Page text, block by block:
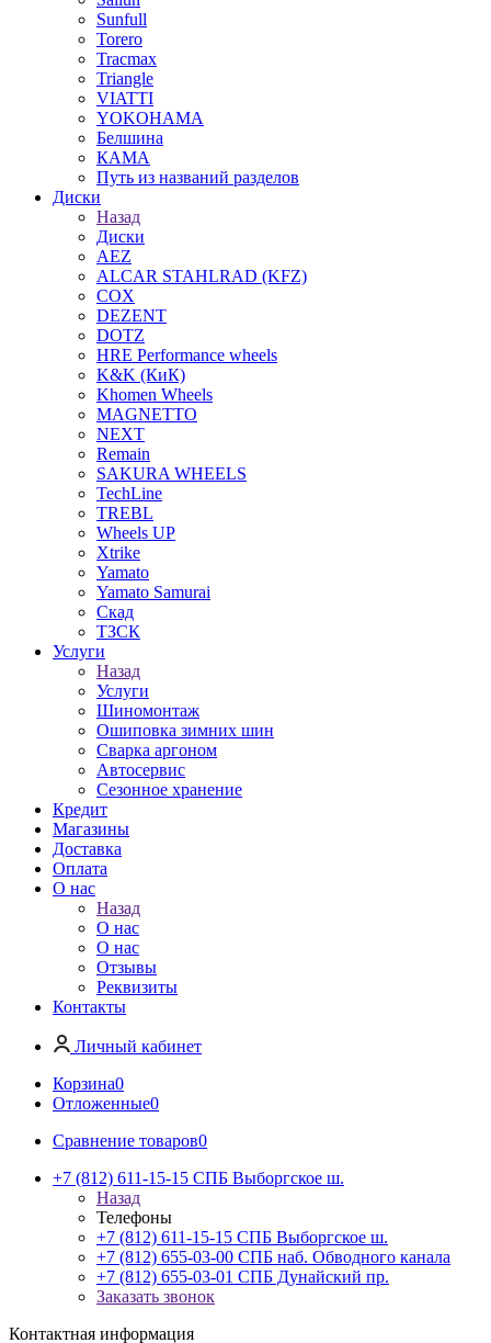
Sunfull
Torero
Tracmax
Triangle
VIATTI
YOKOHAMA
Белшина
КАМА
Путь из названий разделов
Диски
Назад
Диски
AEZ
ALCAR STAHLRAD (KFZ)
COX
DEZENT
DOTZ
HRE Performance wheels
K&K (КиК)
Khomen Wheels
MAGNETTO
NEXT
Remain
SAKURA WHEELS
TechLine
TREBL
Wheels UP
Xtrike
Yamato
Yamato Samurai
Скад
ТЗСК
Услуги
Назад
Услуги
Шиномонтаж
Ошиповка зимних шин
Сварка аргоном
Автосервис
Сезонное хранение
Кредит
Магазины
Доставка
Оплата
О нас
Назад
О нас
О нас
Отзывы
Реквизиты
Контакты
Личный кабинет
Корзина0
Отложенные0
Сравнение товаров0
+7 (812) 611-15-15 СПБ Выборгское ш.
Назад
Телефоны
+7 (812) 611-15-15 СПБ Выборгское ш.
+7 (812) 655-03-00 СПБ наб. Обводного канала
+7 (812) 655-03-01 СПБ Дунайский пр.
Заказать звонок
Контактная информация